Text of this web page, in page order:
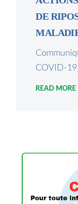
DE
COVID-
READ MORE